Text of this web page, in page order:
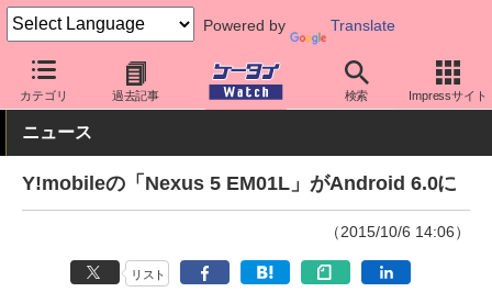
Powered by Translate
カテゴリ 過去記事 検索 Impressサイト
ケータイ Watch キャリア ワイモバイル Nexus
ニュース
Y!mobileの「Nexus 5 EM01L」がAndroid 6.0に
（2015/10/6 14:06）
リスト